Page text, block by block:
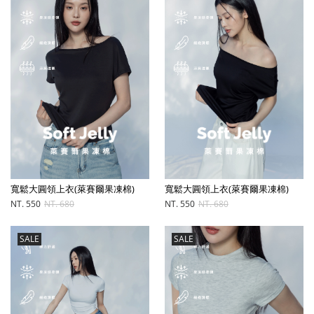
寬鬆大圓領上衣(萊賽爾果凍棉)
NT. 550 NT. 680
寬鬆大圓領上衣(萊賽爾果凍棉)
NT. 550 NT. 680
SALE SALE